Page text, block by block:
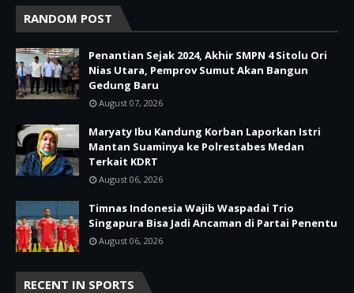
RANDOM POST
Penantian Sejak 2024, Akhir SMPN 4 Sitolu Ori
Nias Utara, Pemprov Sumut Akan Bangun
Gedung Baru
August 07, 2026
Maryaty Ibu Kandung Korban Laporkan Istri
Mantan Suaminya ke Polrestabes Medan
Terkait KDRT
August 06, 2026
Timnas Indonesia Wajib Waspadai Trio
Singapura Bisa Jadi Ancaman di Partai Penentu
August 06, 2026
RECENT IN SPORTS